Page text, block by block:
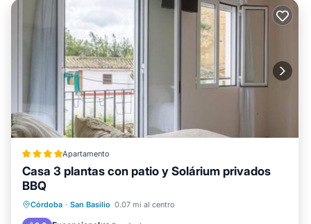
Apartamento
Casa 3 plantas con patio y Solárium privados
BBQ
Córdoba · San Basilio 0.07 mi al centro
Aire acondicionado
Internet
Se admiten mascotas